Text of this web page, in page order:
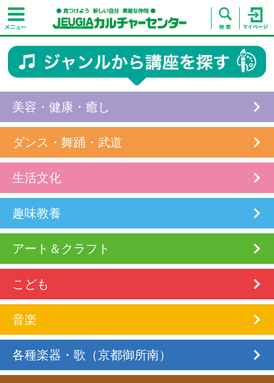
美容・健康・癒し
ダンス・舞踊・武道
生活文化
趣味教養
アート＆クラフト
こども
音楽
各種楽器・歌（京都御所南）